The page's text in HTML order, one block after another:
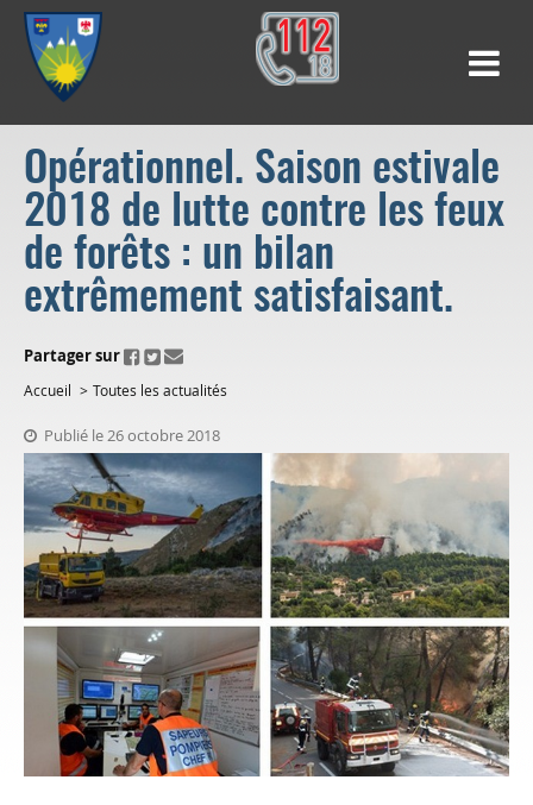
Opérationnel. Saison estivale
2018 de lutte contre les feux
de forêts : un bilan
extrêmement satisfaisant.
ui.fo.accessibility.echappement.partage
Partager sur
Accueil Toutes les actualités
Publié le 26 octobre 2018